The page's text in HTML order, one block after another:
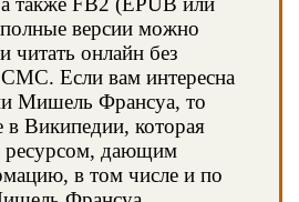
версии можно
читать онлайн без
СМС. Если вам интересна
Мишель Франсуа, то
в Википедии, которая
ресурсом, дающим
в том числе и по